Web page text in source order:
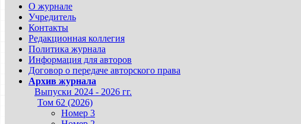
О журнале
Учредитель
Контакты
Редакционная коллегия
Политика журнала
Информация для авторов
Договор о передаче авторского права
Архив журнала
Выпуски 2024 - 2026 гг.
Том 62 (2026)
Номер 3